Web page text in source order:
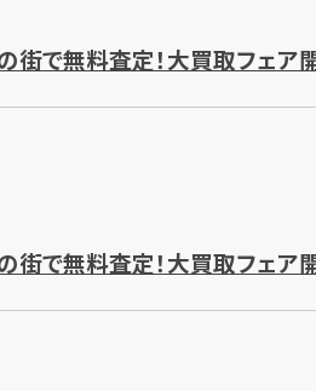
街で無料査定！大買取フェア
街で無料査定！大買取フェア